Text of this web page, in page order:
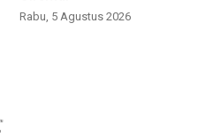
Rabu, 5 Agustus 2026